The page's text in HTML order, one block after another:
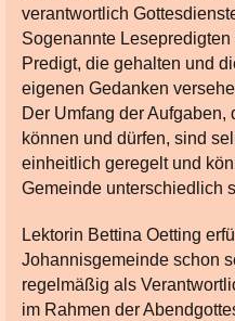
verantwortlich
Sogenannte
Predigt, die gehalten und
eigenen Gedanken
Der Umfang der
können und dürfen, sind
einheitlich geregelt und
Gemeinde unterschiedlich
Lektorin Bettina Oetting
Johannisgemeinde schon
regelmäßig als
im Rahmen der